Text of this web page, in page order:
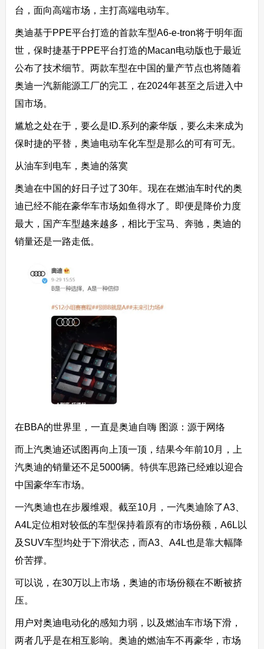
台，面向高端市场，主打高端电动车。
奥迪基于PPE平台打造的首款车型A6-e-tron将于明年面
世，保时捷基于PPE平台打造的Macan电动版也于最近
公布了技术细节。两款车型在中国的量产节点也将随着
奥迪一汽新能源工厂的完工，在2024年甚至之后进入中
国市场。
尴尬之处在于，要么是ID.系列的豪华版，要么未来成为
保时捷的平替，奥迪电动车化车型是那么的可有可无。
从油车到电车，奥迪的落寞
奥迪在中国的好日子过了30年。现在在燃油车时代的奥
迪已经不能在豪华车市场如鱼得水了。即便是降价力度
最大，国产车型越来越多，相比于宝马、奔驰，奥迪的
销量还是一路走低。
在BBA的世界里，一直是奥迪自嗨 图源：源于网络
而上汽奥迪还试图再向上顶一顶，结果今年前10月，上
汽奥迪的销量还不足5000辆。特供车思路已经难以迎合
中国豪华车市场。
一汽奥迪也在步履维艰。截至10月，一汽奥迪除了A3、
A4L定位相对较低的车型保持着原有的市场份额，A6L以
及SUV车型均处于下滑状态，而A3、A4L也是靠大幅降
价苦撑。
可以说，在30万以上市场，奥迪的市场份额在不断被挤
压。
用户对奥迪电动化的感知力弱，以及燃油车市场下滑，
两者几乎是在相互影响。奥迪的燃油车不再豪华，市场